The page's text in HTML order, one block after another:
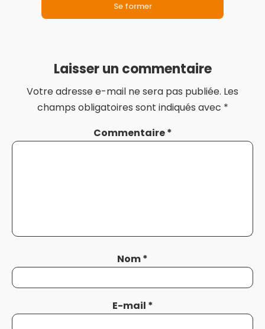
Se former
Laisser un commentaire
Votre adresse e-mail ne sera pas publiée. Les
champs obligatoires sont indiqués avec *
Commentaire*
Nom*
E-mail *